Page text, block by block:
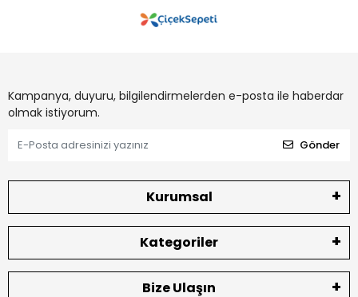
Kampanya, duyuru, bilgilendirmelerden e-posta ile haberdar
olmak istiyorum.
Gönder
Kurumsal
Kategoriler
Bize Ulaşın